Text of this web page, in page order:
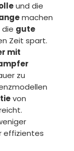
und die
machen
gute
Zeit spart.
mit
zu
von
effizientes